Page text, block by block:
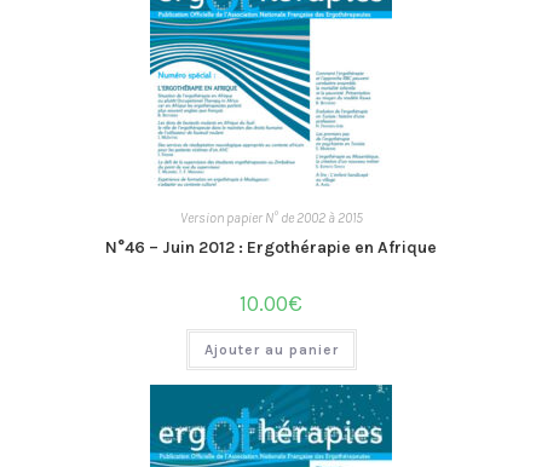
Version papier N° de 2002 à 2015
N°46 – Juin 2012 : Ergothérapie en Afrique
10.00€
Ajouter au panier